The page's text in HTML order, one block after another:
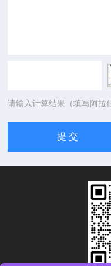
请输入计算结果（填写阿拉